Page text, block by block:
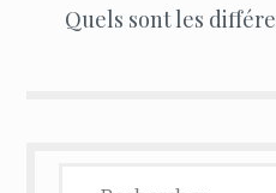
Quels sont les